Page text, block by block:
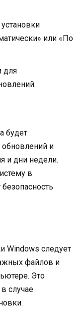
или «По
для
будет
обновлений и
и дни недели.
в
Windows следует
файлов и
Это
случае